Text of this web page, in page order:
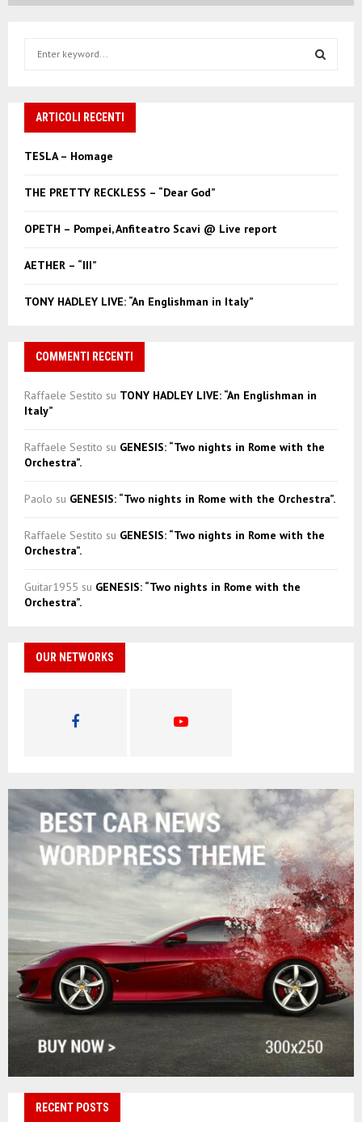
h
o
ARTICOLI RECENTI
TESLA – Homage
THE PRETTY RECKLESS – “Dear God”
OPETH – Pompei, Anfiteatro Scavi @ Live report
AETHER – “III”
TONY HADLEY LIVE: “An Englishman in Italy”
COMMENTI RECENTI
Raffaele Sestito su TONY HADLEY LIVE: “An Englishman in
Italy”
Raffaele Sestito su GENESIS: “Two nights in Rome with the
Orchestra”.
Paolo su GENESIS: “Two nights in Rome with the Orchestra”.
Raffaele Sestito su GENESIS: “Two nights in Rome with the
Orchestra”.
Guitar1955 su GENESIS: “Two nights in Rome with the
Orchestra”.
OUR NETWORKS
RECENT POSTS